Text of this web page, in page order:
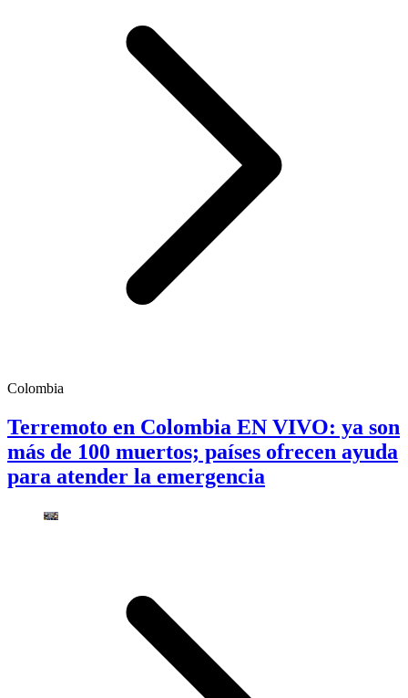
Colombia
Terremoto en Colombia EN VIVO: ya son
más de 100 muertos; países ofrecen ayuda
para atender la emergencia